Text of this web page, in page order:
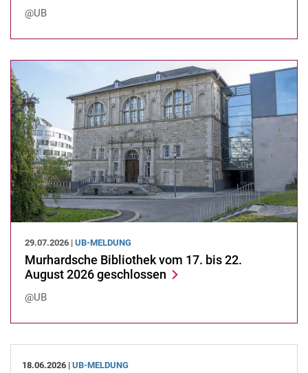
@UB
29.07.2026 | UB-MELDUNG
Murhardsche Bibliothek vom 17. bis 22.
August 2026 geschlossen
@UB
18.06.2026 | UB-MELDUNG